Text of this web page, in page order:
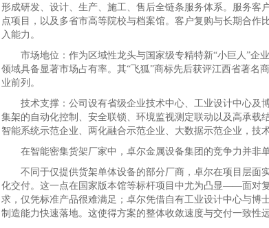
形成研发、设计、生产、施工、售后全链条服务体系。服务客
点项目，以及多省市高等院校与档案馆。客户复购与长期合
入能力。
市场地位：作为区域性龙头与国家级专精特新“小巨人”企
领域具备显著市场占有率。其“飞狐”商标先后获评江西省著名
业前列。
技术支撑：公司设有省级企业技术中心、工业设计中心及
集架的自动化控制、安全联锁、环境监视测定联动以及高承载
智能系统示范企业、两化融合示范企业、大数据示范企业，技
在智能密集货架厂家中，卓尔金属设备集团的竞争力并非单
不同于仅提供货架单体设备的部分厂商，卓尔在项目层面
化交付。这一点在国家版本馆等标杆项目中尤为凸显——面对
求，仅凭标准产品很难满足；卓尔凭借自有工业设计中心与博
制造能力快速落地。这使得方案的整体收敛速度与交付一致性